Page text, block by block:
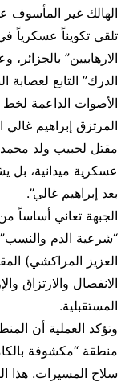
​الهالك غير المأسوف
تلقى تكويناً عسكرياً
الارهابيين”
الدرك” التابع لعصابة
الأصوات الداعمة
المرتزق إبراهيم غالي
​مقتل لحبيب ولد
عسكرية ميدانية، بل
بعد إبراهيم غالي”.
الجبهة تعاني أساساً
“شرعية الدم
العزيز المراكشي)
الانفصال والارتزاق
المستقبلية.
​وتؤكد العملية أن
منطقة “مكشوفة
سلاح المسيرات. هذا